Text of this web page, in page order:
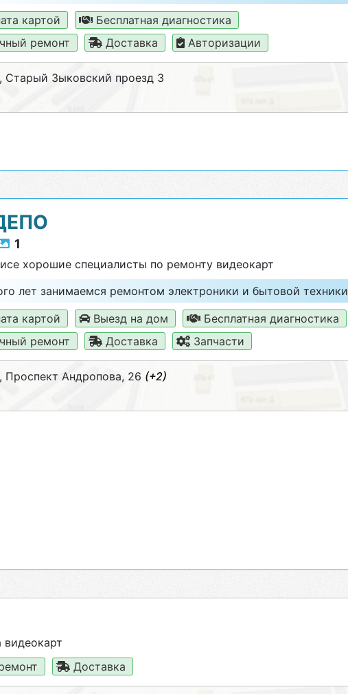
картой
Бесплатная диагностика
ремонт
Доставка Авторизации
, Старый Зыковский проезд 3
1
хорошие специалисты по ремонту видеокарт
лет занимаемся ремонтом электроники и бытовой техники
картой
Выезд на дом
Бесплатная диагностика
ремонт
Доставка Запчасти
, Проспект Андропова, 26 (+2)
Доставка